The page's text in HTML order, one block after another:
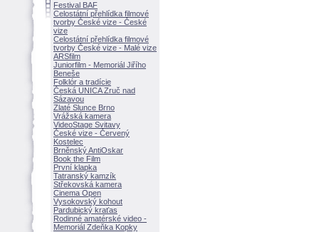
Festival BAF
Celostátní přehlídka filmové
tvorby České vize - České
vize
Celostátní přehlídka filmové
tvorby České vize - Malé vize
ARSfilm
Juniorfilm - Memoriál Jiřího
Beneše
Folklór a tradície
Česká UNICA Zruč nad
Sázavou
Zlaté Slunce Brno
Vrážská kamera
VideoStage Svitavy
České vize - Červený
Kostelec
Brněnský AntiOskar
Book the Film
První klapka
Tatranský kamzík
Střekovská kamera
Cinema Open
Vysokovský kohout
Pardubický kraťas
Rodinné amatérské video -
Memoriál Zdeňka Kopky